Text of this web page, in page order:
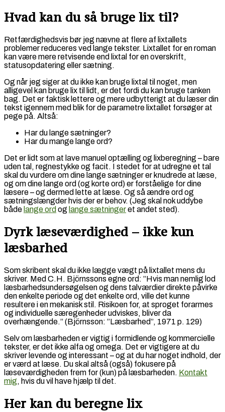
Hvad kan du så bruge lix til?
Retfærdighedsvis bør jeg nævne at flere af lixtallets
problemer reduceres ved lange tekster. Lixtallet for en roman
kan være mere retvisende end lixtal for en overskrift,
statusopdatering eller sætning.
Og når jeg siger at du ikke kan bruge lixtal til noget, men
alligevel kan bruge lix til lidt, er det fordi du kan bruge tanken
bag. Det er faktisk lettere og mere udbytterigt at du læser din
tekst igennem med blik for de parametre lixtallet forsøger at
pege på. Altså:
Har du lange sætninger?
Har du mange lange ord?
Det er lidt som at lave manuel optælling og lixberegning – bare
uden tal, regnestykke og facit. I stedet for at udregne et tal
skal du vurdere om dine lange sætninger er knudrede at læse,
og om dine lange ord (og korte ord) er forståelige for dine
læsere – og dermed lette at læse. Og så ændre ord og
sætningslængder hvis der er behov. (Jeg skal nok uddybe
både lange ord og lange sætningeret andet sted).
Dyrk læseværdighed – ikke kun
læsbarhed
Som skribent skal du ikke lægge vægt på lixtallet mens du
skriver. Med C.H. Björnssons egne ord: ”Hvis man nemlig lod
læsbarhedsundersøgelsen og dens talværdier direkte påvirke
den enkelte periode og det enkelte ord, ville det kunne
resultere i en mekanisk stil. Risikoen for, at sproget forarmes
og individuelle særegenheder udviskes, bliver da
overhængende.” (Björnsson: ”Læsbarhed”, 1971 p. 129)
Selv om læsbarheden er vigtig i formidlende og kommercielle
tekster, er det ikke alfa og omega. Det er vigtigere at du
skriver levende og interessant – og at du har noget indhold, der
er værd at læse. Du skal altså (også) fokusere på
læseværdigheden frem for (kun) på læsbarheden. Kontakt
mig, hvis du vil have hjælp til det.
Her kan du beregne lix